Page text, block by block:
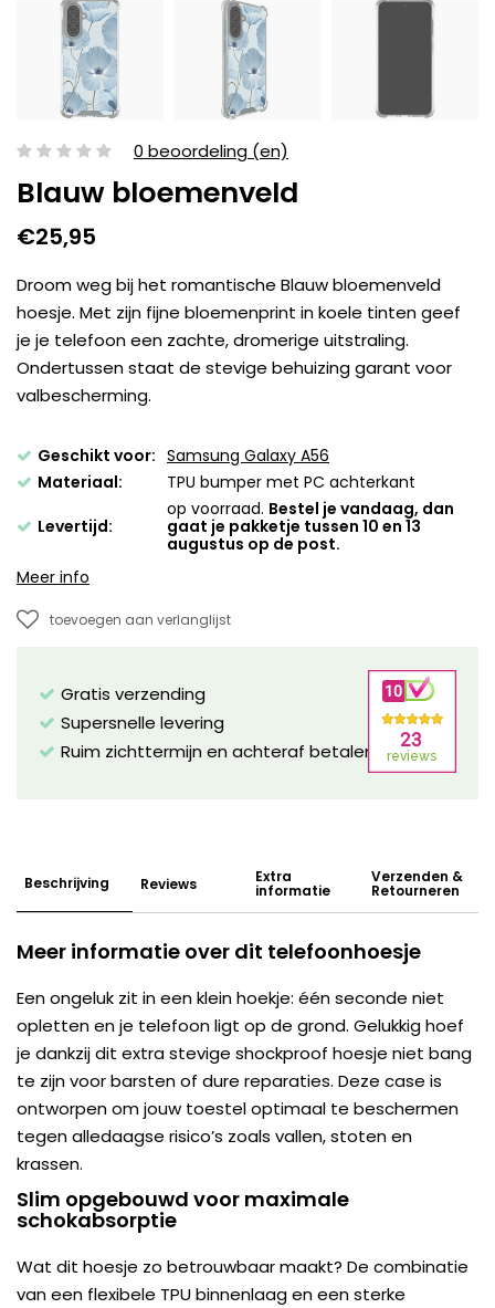
0 beoordeling (en)
Blauw bloemenveld
€25,95
Droom weg bij het romantische Blauw bloemenveld
hoesje. Met zijn fijne bloemenprint in koele tinten geef
je je telefoon een zachte, dromerige uitstraling.
Ondertussen staat de stevige behuizing garant voor
valbescherming.
Geschikt voor: Samsung Galaxy A56
Materiaal:
TPU bumper met PC achterkant
Levertijd:
op voorraad. Bestel je vandaag, dan
gaat je pakketje tussen 10 en 13
augustus op de post.
Meer info
toevoegen aan verlanglijst
Gratis verzending
Supersnelle levering
Ruim zichttermijn en achteraf betalen mogelijk!
Beschrijving Reviews Extra
informatie
Verzenden &
Retourneren
Meer informatie over dit telefoonhoesje
Een ongeluk zit in een klein hoekje: één seconde niet
opletten en je telefoon ligt op de grond. Gelukkig hoef
je dankzij dit extra stevige shockproof hoesje niet bang
te zijn voor barsten of dure reparaties. Deze case is
ontworpen om jouw toestel optimaal te beschermen
tegen alledaagse risico’s zoals vallen, stoten en
krassen.
Slim opgebouwd voor maximale
schokabsorptie
Wat dit hoesje zo betrouwbaar maakt? De combinatie
van een flexibele TPU binnenlaag en een sterke